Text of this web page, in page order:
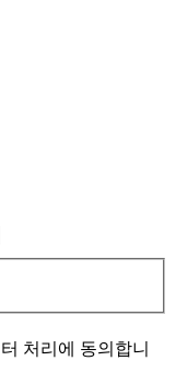
처리에 동의합니